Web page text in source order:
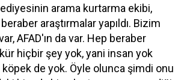
arama kurtarma ekibi,
araştırmalar yapıldı. Bizim
AFAD'ın da var. Hep beraber
hiçbir şey yok, yani insan yok
de yok. Öyle olunca şimdi onu